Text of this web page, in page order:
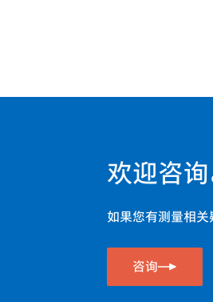
欢迎咨询
如果您有测量相关
咨询